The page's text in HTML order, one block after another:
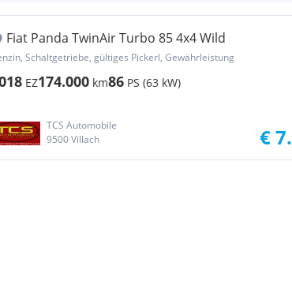
Fiat Panda TwinAir Turbo 85 4x4 Wild
Schaltgetriebe, gültiges Pickerl, Gewährleistung
EZ174.000 km86 PS (63 kW)
TCS Automobile
9500 Villach
€